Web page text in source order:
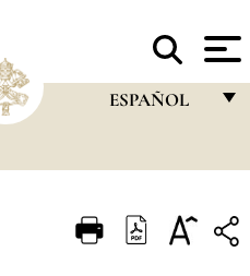
ESPAÑOL
ITALIANO